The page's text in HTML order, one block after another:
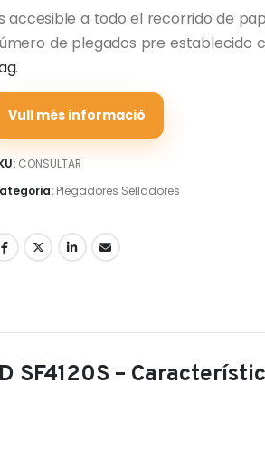
accesible a todo el recorrido de
de plegados pre establecido
.
Vull més informació
CONSULTAR
Plegadores Selladores
SF4120S –